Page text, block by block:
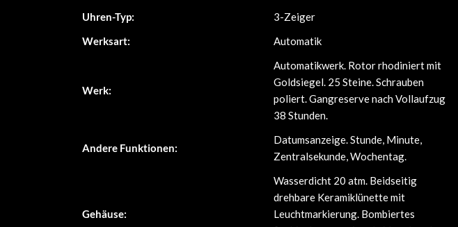
Uhren-Typ:
3-Zeiger
Werksart:
Automatik
Werk:
Automatikwerk. Rotor rhodiniert mit
Goldsiegel. 25 Steine. Schrauben
poliert. Gangreserve nach Vollaufzug
38 Stunden.
Andere Funktionen:
Datumsanzeige. Stunde, Minute,
Zentralsekunde, Wochentag.
Gehäuse:
Wasserdicht 20 atm. Beidseitig
drehbare Keramiklünette mit
Leuchtmarkierung. Bombiertes